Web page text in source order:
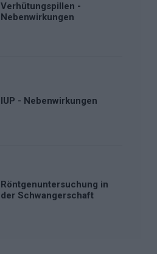
Verhütungspillen -
Nebenwirkungen
IUP - Nebenwirkungen
Röntgenuntersuchung in
der Schwangerschaft